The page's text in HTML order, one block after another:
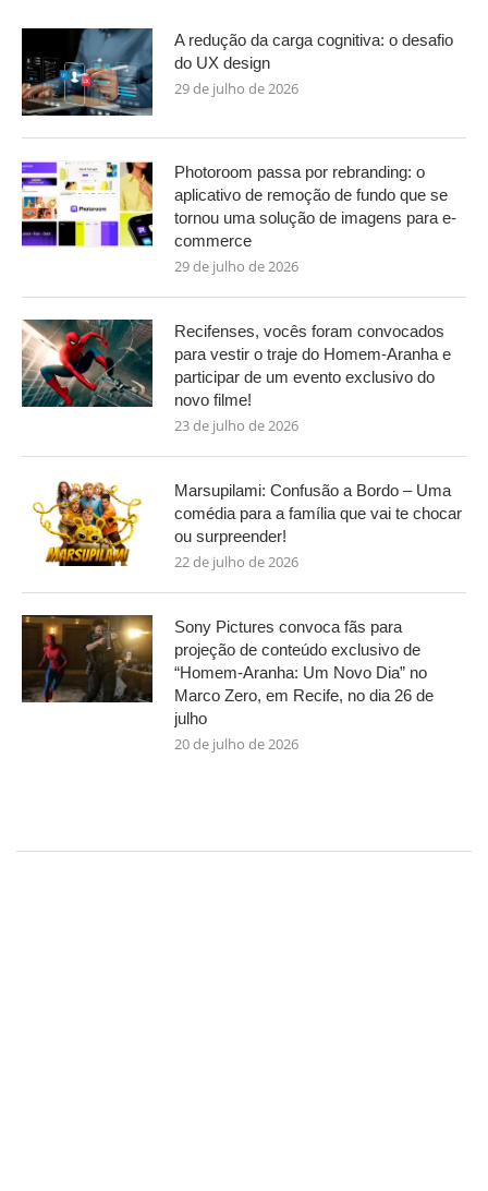
A redução da carga cognitiva: o desafio
do UX design
29 de julho de 2026
Photoroom passa por rebranding: o
aplicativo de remoção de fundo que se
tornou uma solução de imagens para e-
commerce
29 de julho de 2026
Recifenses, vocês foram convocados
para vestir o traje do Homem-Aranha e
participar de um evento exclusivo do
novo filme!
23 de julho de 2026
Marsupilami: Confusão a Bordo – Uma
comédia para a família que vai te chocar
ou surpreender!
22 de julho de 2026
Sony Pictures convoca fãs para
projeção de conteúdo exclusivo de
“Homem-Aranha: Um Novo Dia” no
Marco Zero, em Recife, no dia 26 de
julho
20 de julho de 2026